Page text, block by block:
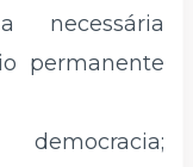
permanente
democracia;